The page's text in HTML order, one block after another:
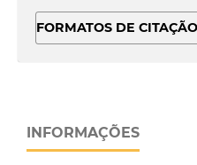
FORMATOS DE CITAÇÃO
INFORMAÇÕES